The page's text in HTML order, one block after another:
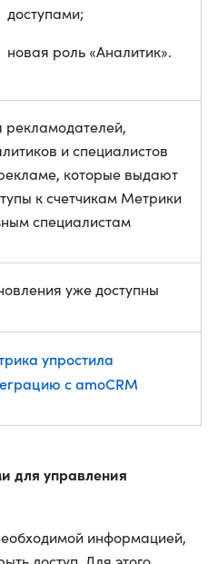
доступами;
новая роль «Аналитик».
рекламодателей,
и специалистов
которые выдают
к счетчикам Метрики
специалистам
уже доступны
упростила
с amoCRM
для управления
информацией,